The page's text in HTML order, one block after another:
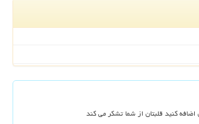
کنید قلبتان از شما تشکر می کند